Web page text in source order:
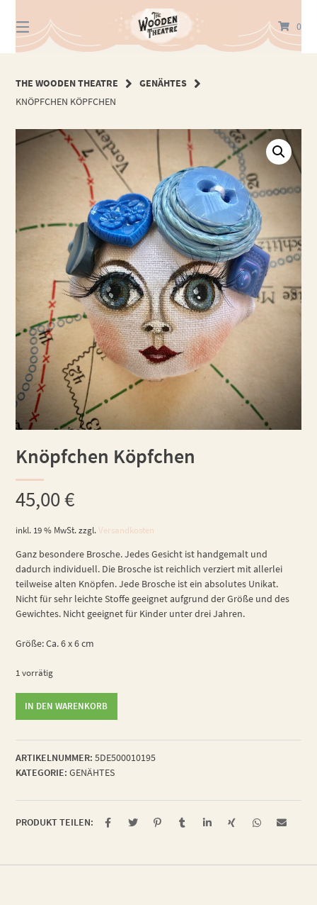
zum
Inhalt
0
THE WOODEN THEATRE
GENÄHTES
KNÖPFCHEN KÖPFCHEN
Knöpfchen Köpfchen
45,00€
inkl. 19 % MwSt. zzgl.Versandkosten
Ganz besondere Brosche. Jedes Gesicht ist handgemalt und
dadurch individuell. Die Brosche ist reichlich verziert mit allerlei
teilweise alten Knöpfen. Jede Brosche ist ein absolutes Unikat.
Nicht für sehr leichte Stoffe geeignet aufgrund der Größe und des
Gewichtes. Nicht geeignet für Kinder unter drei Jahren.
Größe: Ca. 6 x 6 cm
1 vorrätig
IN DEN WARENKORB
ARTIKELNUMMER: 5DE500010195
KATEGORIE: GENÄHTES
PRODUKT TEILEN: